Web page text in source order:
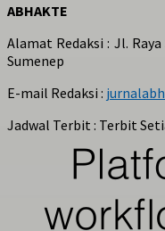
ABHAKTE
Alamat Redaksi : Jl.
Sumenep
E-mail Redaksi :
Jadwal Terbit : Terbit